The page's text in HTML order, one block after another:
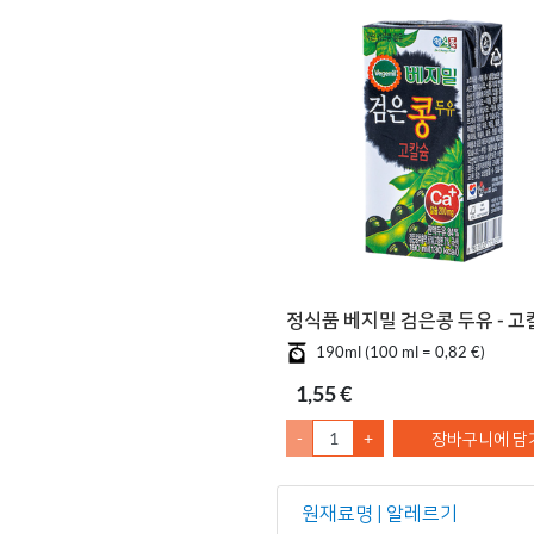
정식품 베지밀 검은콩 두유 - 고
190ml (100 ml = 0,82 €)
1,55 €
- + 장바구니에 담
원재료명 | 알레르기